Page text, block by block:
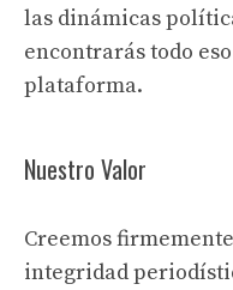
las dinámicas
encontrarás todo
plataforma.
Nuestro Valor
Creemos
integridad